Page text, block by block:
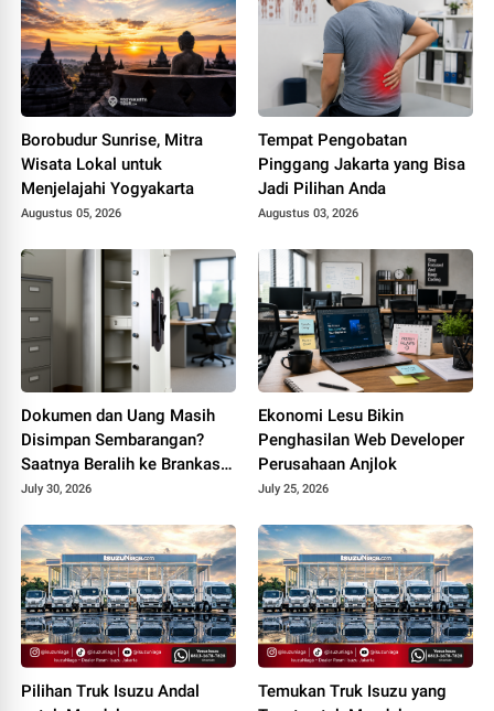
Borobudur Sunrise, Mitra
Wisata Lokal untuk
Menjelajahi Yogyakarta
Augustus 05, 2026
Tempat Pengobatan
Pinggang Jakarta yang Bisa
Jadi Pilihan Anda
Augustus 03, 2026
Dokumen dan Uang Masih
Disimpan Sembarangan?
Saatnya Beralih ke Brankas
Kantor
July 30, 2026
Ekonomi Lesu Bikin
Penghasilan Web Developer
Perusahaan Anjlok
July 25, 2026
Pilihan Truk Isuzu Andal
Temukan Truk Isuzu yang